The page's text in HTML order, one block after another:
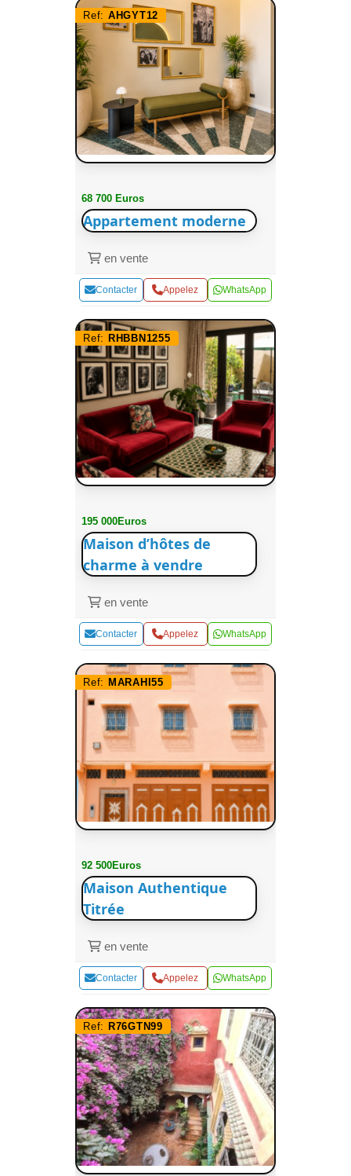
Ref: AHGYT12
68 700 Euros
Appartement moderne
en vente
Contacter Appelez WhatsApp
Ref: RHBBN1255
195 000Euros
Maison d’hôtes de
charme à vendre
en vente
Contacter Appelez WhatsApp
Ref: MARAHI55
92 500Euros
Maison Authentique
Titrée
en vente
Contacter Appelez WhatsApp
Ref: R76GTN99